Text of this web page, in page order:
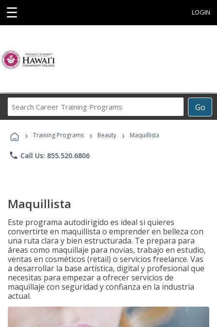
☰ LOGIN
Go
Career
Programs
› Training Programs › Beauty › Maquillista
phone Call Us: 855.520.6806
Maquillista
Este programa autodirigido es ideal si quieres
convertirte en maquillista o emprender en belleza con
una ruta clara y bien estructurada. Te prepara para
áreas como maquillaje para novias, trabajo en estudio,
ventas en cosméticos (retail) o servicios freelance. Vas
a desarrollar la base artística, digital y profesional que
necesitas para empezar a ofrecer servicios de
maquillaje con seguridad y confianza en la industria
actual.